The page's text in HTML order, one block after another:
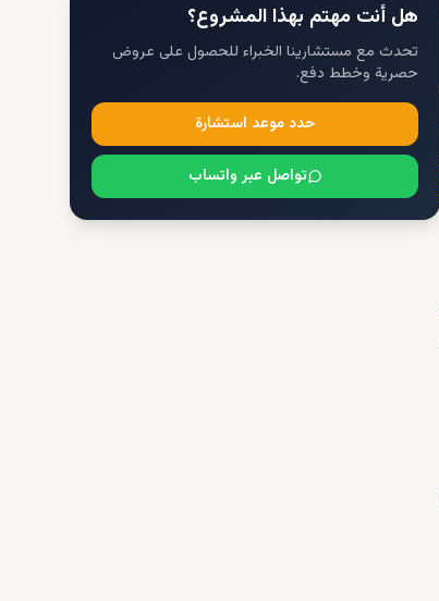
هل أنت مهتم بهذا المشروع؟
تحدث مع مستشارينا الخبراء للحصول على عروض
حصرية وخطط دفع.
حدد موعد استشارة
تواصل عبر واتساب